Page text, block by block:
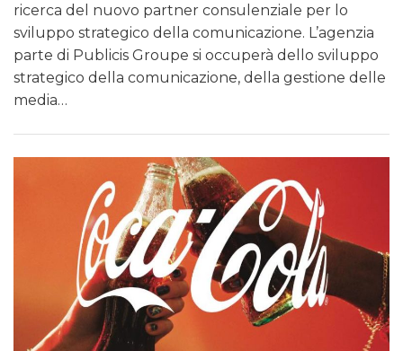
ricerca del nuovo partner consulenziale per lo
sviluppo strategico della comunicazione. L’agenzia
parte di Publicis Groupe si occuperà dello sviluppo
strategico della comunicazione, della gestione delle
media…